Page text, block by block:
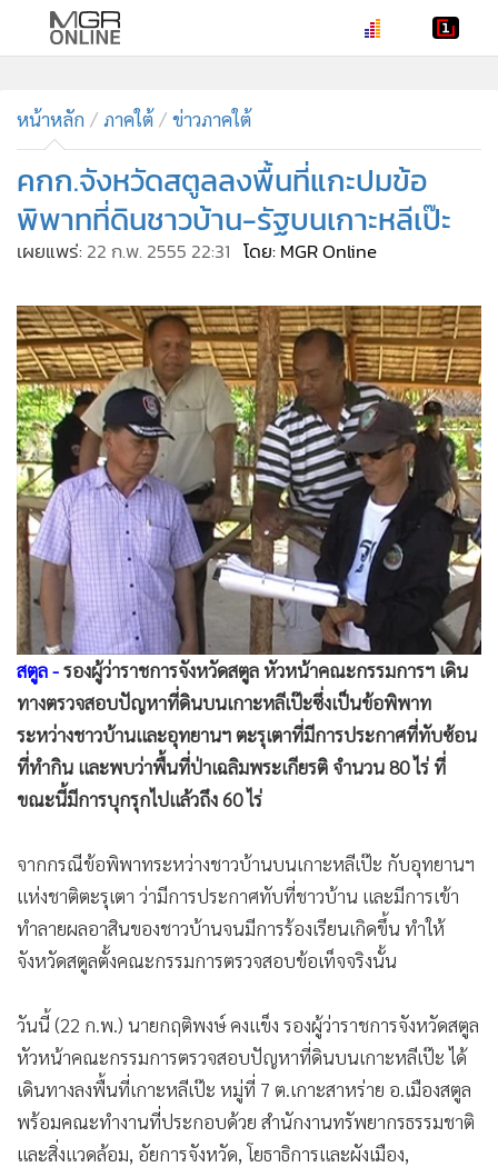
• ทันเหตุการณ์
• ภาคใต้
• ภูมิภาค
• Online Section
• บันเทิง
• คอลัมนิสต์
• ละคร
• CbizReview
• Cyber BIZ
• ผู้จัดกวน
• Good health & Well-being
• Green Innovation & SD
• Management & HR
• MGR Live
•
Infographic
• การเมือง
• ท่องเที่ยว
• กีฬา
• ต่างประเทศ
• Special Scoop
• จีน
• ชุมชน-คุณภาพชีวิต
•
อาชญากรรม
Motoring
•
เกม
• วิทยาศาสตร์
• SMEs
• หุ้น
• อินโดจีน
หน้าหลัก ภาคใต้ ข่าวภาคใต้
คกก.จังหวัดสตูลลงพื้นที่แกะปมข้อ
พิพาทที่ดินชาวบ้าน-รัฐบนเกาะหลีเป๊ะ
เผยแพร่: 22 ก.พ. 2555 22:31 โดย: MGR Online
สตูล -รองผู้ว่าราชการจังหวัดสตูล หัวหน้าคณะกรรมการฯ เดิน
ทางตรวจสอบปัญหาที่ดินบนเกาะหลีเป๊ะซึ่งเป็นข้อพิพาท
ระหว่างชาวบ้านและอุทยานฯ ตะรุเตาที่มีการประกาศที่ทับซ้อน
ที่ทำกิน และพบว่าพื้นที่ป่าเฉลิมพระเกียรติ จำนวน 80 ไร่ ที่
ขณะนี้มีการบุกรุกไปแล้วถึง 60 ไร่
จากกรณีข้อพิพาทระหว่างชาวบ้านบนเกาะหลีเป๊ะ กับอุทยานฯ
แห่งชาติตะรุเตา ว่ามีการประกาศทับที่ชาวบ้าน และมีการเข้า
ทำลายผลอาสินของชาวบ้านจนมีการร้องเรียนเกิดขึ้น ทำให้
จังหวัดสตูลตั้งคณะกรรมการตรวจสอบข้อเท็จจริงนั้น
วันนี้ (22 ก.พ.) นายกฤติพงษ์ คงแข็ง รองผู้ว่าราชการจังหวัดสตูล
หัวหน้าคณะกรรมการตรวจสอบปัญหาที่ดินบนเกาะหลีเป๊ะ ได้
เดินทางลงพื้นที่เกาะหลีเป๊ะ หมู่ที่ 7 ต.เกาะสาหร่าย อ.เมืองสตูล
พร้อมคณะทำงานที่ประกอบด้วย สำนักงานทรัพยากรธรรมชาติ
และสิ่งแวดล้อม, อัยการจังหวัด, โยธาธิการและผังเมือง,